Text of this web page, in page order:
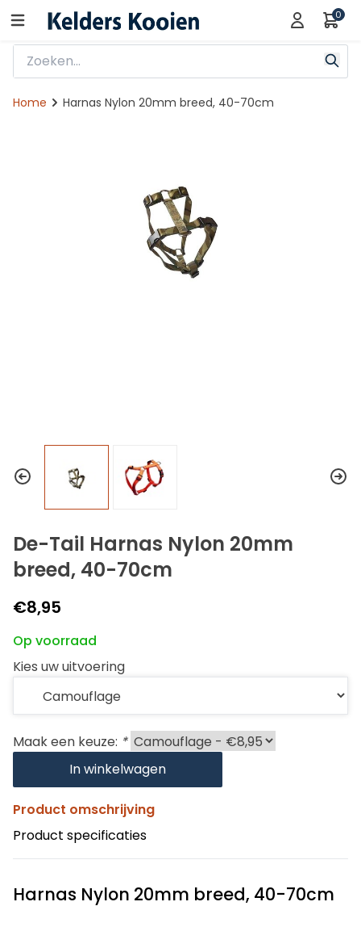
0
Home Harnas Nylon 20mm breed, 40-70cm
De-Tail Harnas Nylon 20mm
breed, 40-70cm
€8,95
Op voorraad
Kies uw uitvoering
Maak een keuze: *
In winkelwagen
Product omschrijving
Product specificaties
Harnas Nylon 20mm breed, 40-70cm